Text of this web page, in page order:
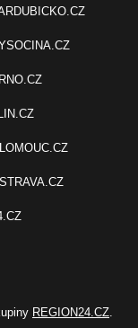
REGION24.CZ.